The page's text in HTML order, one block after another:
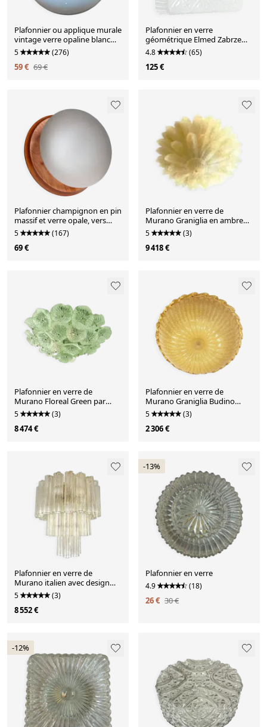
Plafonnier ou applique murale
vintage verre opaline blanc
demi lune 20 cm
5 (276)
59 € 69 €
Plafonnier en verre
géométrique Elmed Zabrze
Type 606, années 1970
4.8 (65)
125 €
Plafonnier champignon en pin
massif et verre opale, vers
1980
5 (167)
69 €
Plafonnier en verre de
Murano Graniglia en ambre
vénitien par Simoeng
5 (3)
9 418 €
Plafonnier en verre de
Murano Floreal Green par
Simoeng
5 (3)
8 474 €
Plafonnier en verre de
Murano Graniglia Budino
Ambre Vénitien par Simoeng
5 (3)
2 306 €
Plafonnier en verre de
Murano italien avec design
Tronchi par Simoeng pour
Simoeng
5 (3)
8 552 €
-13%
Plafonnier en verre
4.9 (18)
26 € 30 €
-12%